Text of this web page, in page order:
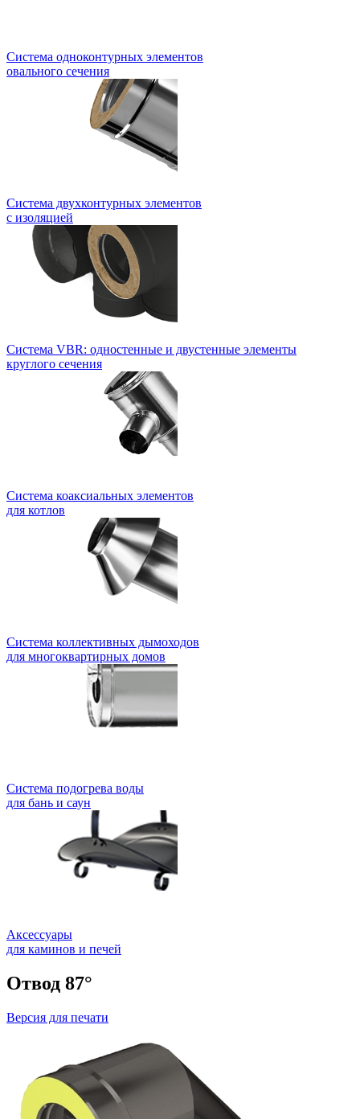
Система одноконтурных элементов
овального сечения
Система двухконтурных элементов
с изоляцией
Система VBR: одностенные и двустенные элементы
круглого сечения
Система коаксиальных элементов
для котлов
Система коллективных дымоходов
для многоквартирных домов
Система подогрева воды
для бань и саун
Аксессуары
для каминов и печей
Отвод 87°
Версия для печати